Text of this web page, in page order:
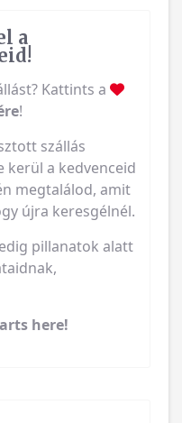
a
Kattints a
!
szállás
a kedvenceid
megtalálod, amit
újra keresgélnél.
pillanatok alatt
here!